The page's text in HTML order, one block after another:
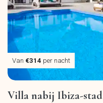
Van €314 per nacht
Villa nabij Ibiza-stad